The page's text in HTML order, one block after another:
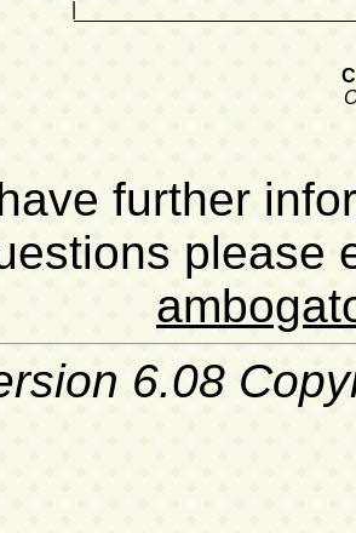
further
please
6.08